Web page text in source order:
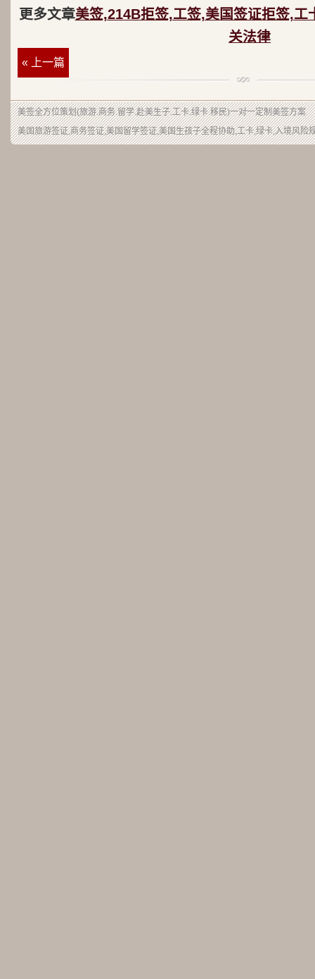
更多文章美签,214B拒签,工签,美国签证拒签,工
关法律
« 上一篇
美签全方位策划(旅游.商务.留学.赴美生子.工卡.绿卡.移民)一对一定制美签方案
美国旅游签证,商务签证,美国留学签证,美国生孩子全程协助,工卡,绿卡,入境风险